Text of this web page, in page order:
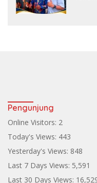
Pengunjung
Online Visitors: 2
Today's Views: 443
Yesterday's Views: 848
Last 7 Days Views: 5,591
Last 30 Days Views: